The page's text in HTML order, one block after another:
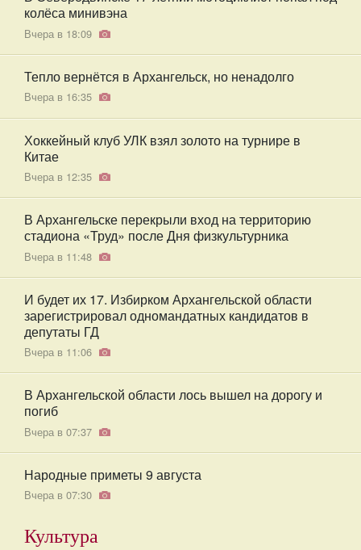
колёса минивэна
Вчера в 18:09
Тепло вернётся в Архангельск, но ненадолго
Вчера в 16:35
Хоккейный клуб УЛК взял золото на турнире в
Китае
Вчера в 12:35
В Архангельске перекрыли вход на территорию
стадиона «Труд» после Дня физкультурника
Вчера в 11:48
И будет их 17. Избирком Архангельской области
зарегистрировал одномандатных кандидатов в
депутаты ГД
Вчера в 11:06
В Архангельской области лось вышел на дорогу и
погиб
Вчера в 07:37
Народные приметы 9 августа
Вчера в 07:30
Культура